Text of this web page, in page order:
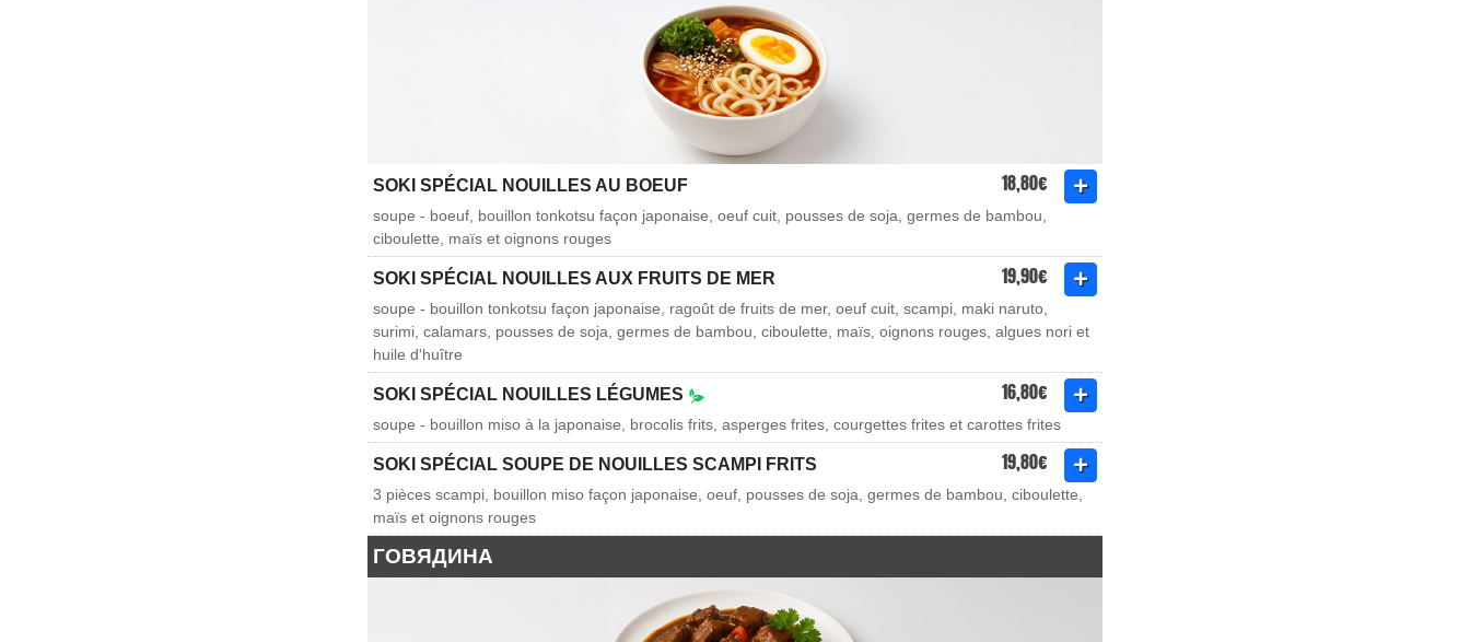
SOKI SPÉCIAL NOUILLES AU BOEUF 18,80€
soupe - boeuf, bouillon tonkotsu façon japonaise, oeuf cuit, pousses de soja, germes de bambou,
ciboulette, maïs et oignons rouges
SOKI SPÉCIAL NOUILLES AUX FRUITS DE MER 19,90€
soupe - bouillon tonkotsu façon japonaise, ragoût de fruits de mer, oeuf cuit, scampi, maki naruto,
surimi, calamars, pousses de soja, germes de bambou, ciboulette, maïs, oignons rouges, algues nori et
huile d'huître
SOKI SPÉCIAL NOUILLES LÉGUMES 16,80€
soupe - bouillon miso à la japonaise, brocolis frits, asperges frites, courgettes frites et carottes frites
SOKI SPÉCIAL SOUPE DE NOUILLES SCAMPI FRITS 19,80€
3 pièces scampi, bouillon miso façon japonaise, oeuf, pousses de soja, germes de bambou, ciboulette,
maïs et oignons rouges
ГОВЯДИНА